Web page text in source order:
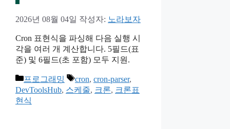
2026년 08월 04일 작성자: 노라보자
Cron 표현식을 파싱해 다음 실행 시
각을 여러 개 계산합니다. 5필드(표
준) 및 6필드(초 포함) 모두 지원.
카
테
고
프로그래밍
태
그
cron, cron-parser,
DevToolsHub, 스케줄, 크론, 크론표
현식